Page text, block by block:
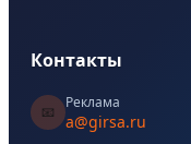
Контакты
📧
Реклама
a@girsa.ru